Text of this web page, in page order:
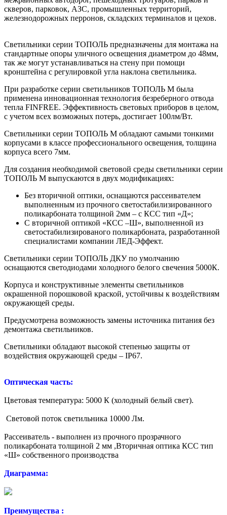
скверов, парковок, АЗС, промышленных территорий,
железнодорожных перронов, складских терминалов и цехов.
Светильники серии ТОПОЛЬ предназначены для монтажа на
стандартные опоры уличного освещения диаметром до 48мм,
так же могут устанавливаться на стену при помощи
кронштейна с регулировкой угла наклона светильника.
При разработке серии светильников ТОПОЛЬ М была
применена инновационная технология безреберного отвода
тепла FINFREE. Эффективность световых приборов в целом,
с учетом всех возможных потерь, достигает 100лм/Вт.
Светильники серии ТОПОЛЬ М обладают самыми тонкими
корпусами в классе профессионального освещения, толщина
корпуса всего 7мм.
Для создания необходимой световой среды светильники серии
ТОПОЛЬ М выпускаются в двух модификациях:
Без вторичной оптики, оснащаются рассеивателем
выполненным из прочного светостабилизированного
поликарбоната толщиной 2мм – с КСС тип «Д»;
С вторичной оптикой «КСС –Ш», выполненной из
светостабилизированого поликарбоната, разработанной
специалистами компании ЛЕД-Эффект.
Светильники серии ТОПОЛЬ ДКУ по умолчанию
оснащаются светодиодами холодного белого свечения 5000К.
Корпуса и конструктивные элементы светильников
окрашенной порошковой краской, устойчивы к воздействиям
окружающей среды.
Предусмотрена возможность замены источника питания без
демонтажа светильников.
Светильники обладают высокой степенью защиты от
воздействия окружающей среды – IP67.
Оптическая часть:
Цветовая температура: 5000 К (холодный белый свет).
Световой поток светильника 10000 Лм.
Рассеиватель - выполнен из прочного прозрачного
поликарбоната толщиной 2 мм ,Вторичная оптика КСС тип
«Ш» собственного производства
Диаграмма:
Преимущества :